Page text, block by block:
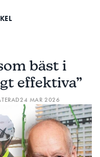
bäst i
effektiva”
24 MAR 2026